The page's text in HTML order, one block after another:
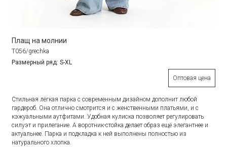
Плащ на молнии
T056/grechka
Размерный ряд: S-XL
Оптовая цена
Стильная лёгкая парка с современным дизайном дополнит любой
гардероб. Она отлично смотрится и с женственными платьями, и с
кэжуальными аутфитами. Удобная кулиска позволяет регулировать
силуэт и прилегание. А воротник-стойка делает образ ещё элегантнее и
актуальнее. Парка и подкладка к ней выполнены полностью из
натурального хлопка.